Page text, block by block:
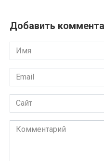
Добавить
Имя
Email
Сайт
Комментарий